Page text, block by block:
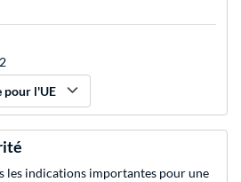
pour l'UE
les indications importantes pour une